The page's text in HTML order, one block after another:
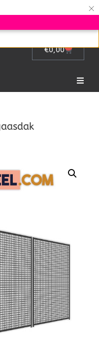
×
€0,00 0
van 1
22